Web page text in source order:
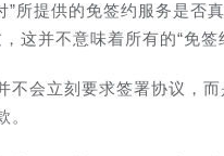
所提供的免签约服务是否
这并不意味着所有的“免签
不会立刻要求签署协议，
。